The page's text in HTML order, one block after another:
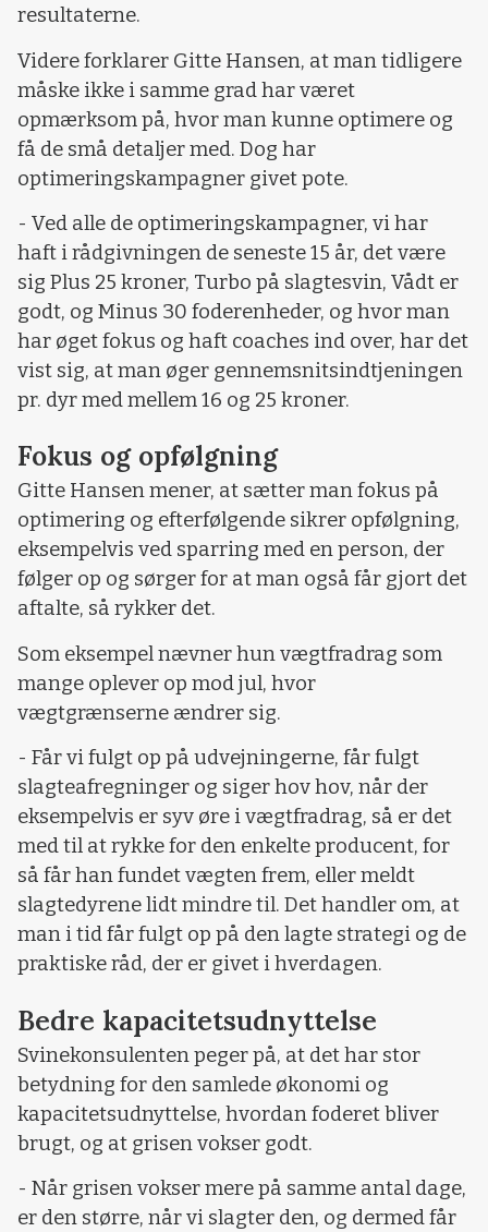
resultaterne.
Videre forklarer Gitte Hansen, at man tidligere
måske ikke i samme grad har været
opmærksom på, hvor man kunne optimere og
få de små detaljer med. Dog har
optimeringskampagner givet pote.
- Ved alle de optimeringskampagner, vi har
haft i rådgivningen de seneste 15 år, det være
sig Plus 25 kroner, Turbo på slagtesvin, Vådt er
godt, og Minus 30 foderenheder, og hvor man
har øget fokus og haft coaches ind over, har det
vist sig, at man øger gennemsnitsindtjeningen
pr. dyr med mellem 16 og 25 kroner.
Fokus og opfølgning
Gitte Hansen mener, at sætter man fokus på
optimering og efterfølgende sikrer opfølgning,
eksempelvis ved sparring med en person, der
følger op og sørger for at man også får gjort det
aftalte, så rykker det.
Som eksempel nævner hun vægtfradrag som
mange oplever op mod jul, hvor
vægtgrænserne ændrer sig.
- Får vi fulgt op på udvejningerne, får fulgt
slagteafregninger og siger hov hov, når der
eksempelvis er syv øre i vægtfradrag, så er det
med til at rykke for den enkelte producent, for
så får han fundet vægten frem, eller meldt
slagtedyrene lidt mindre til. Det handler om, at
man i tid får fulgt op på den lagte strategi og de
praktiske råd, der er givet i hverdagen.
Bedre kapacitetsudnyttelse
Svinekonsulenten peger på, at det har stor
betydning for den samlede økonomi og
kapacitetsudnyttelse, hvordan foderet bliver
brugt, og at grisen vokser godt.
- Når grisen vokser mere på samme antal dage,
er den større, når vi slagter den, og dermed får